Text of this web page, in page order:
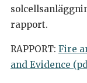
rapport.
RAPPORT: Fire
and Evidence